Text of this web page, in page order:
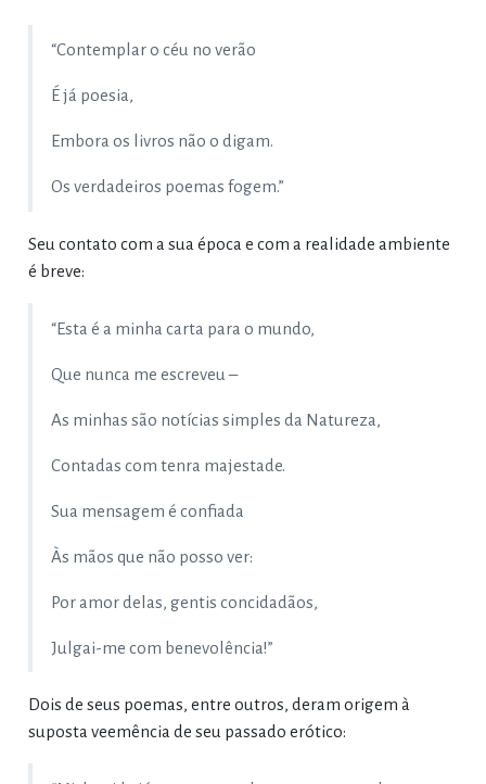
“Contemplar o céu no verão
É já poesia,
Embora os livros não o digam.
Os verdadeiros poemas fogem.”
Seu contato com a sua época e com a realidade ambiente
é breve:
“Esta é a minha carta para o mundo,
Que nunca me escreveu –
As minhas são notícias simples da Natureza,
Contadas com tenra majestade.
Sua mensagem é confiada
Às mãos que não posso ver:
Por amor delas, gentis concidadãos,
Julgai-me com benevolência!”
Dois de seus poemas, entre outros, deram origem à
suposta veemência de seu passado erótico: